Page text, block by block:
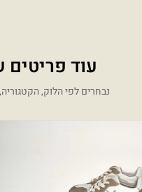
עוד
נבחרים לפי הלוק,